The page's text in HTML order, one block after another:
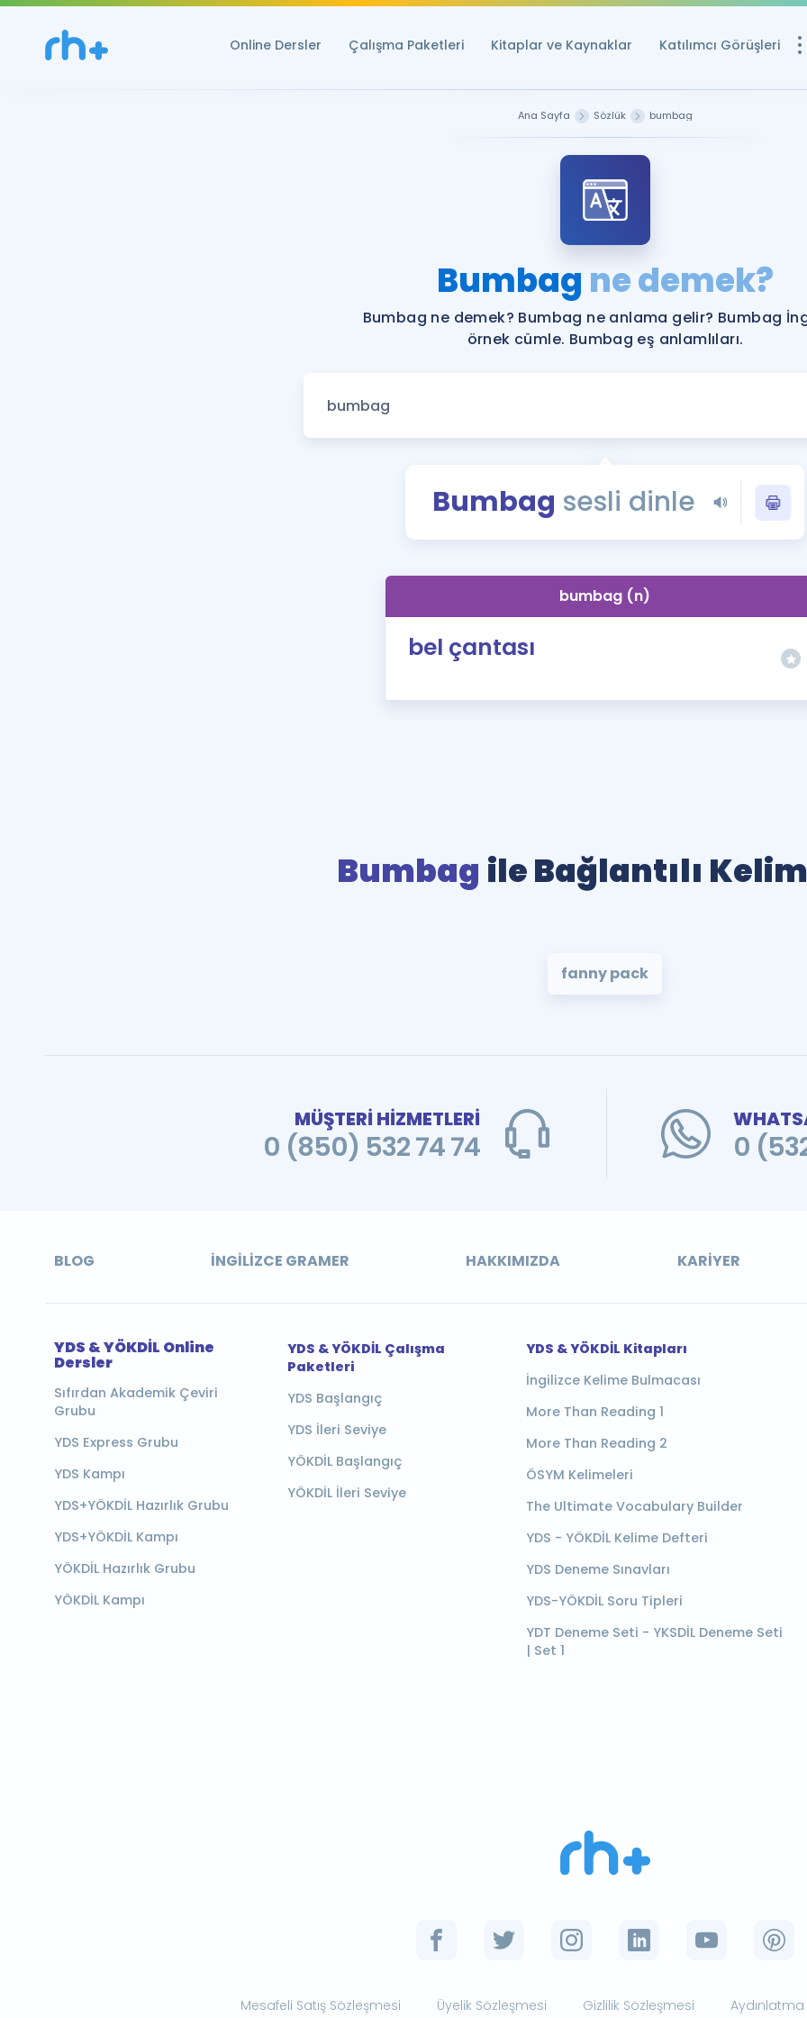
Online Dersler Çalışma Paketleri Kitaplar ve Kaynaklar Katılımcı Görüşleri
YDS ve YÖKDİL
Rehberlik Aracı
YDS ve YÖKDİL'e
Tüm ÖSYM
YDS - YÖKDİL
İngilizce Gramer
Ana Sayfa Sözlük bumbag
Bumbag ne demek?
Bumbag ne demek? Bumbag ne anlama gelir? Bumbag
örnek cümle. Bumbag eş anlamlıları.
Bumbag sesli dinle
bumbag (n)
bel çantası
Bumbag ile Bağlantılı
fanny pack
MÜŞTERİ HİZMETLERİ
0 (850) 532 74 74 0
BLOG İNGILIZCE GRAMER HAKKIMIZDA KARIYER
YDS & YÖKDİL Online
Dersler
Sıfırdan Akademik Çeviri
Grubu
YDS Express Grubu
YDS Kampı
YDS+YÖKDİL Hazırlık Grubu
YDS+YÖKDİL Kampı
YÖKDİL Hazırlık Grubu
YÖKDİL Kampı
YDS & YÖKDİL Çalışma
Paketleri
YDS Başlangıç
YDS İleri Seviye
YÖKDİL Başlangıç
YÖKDİL İleri Seviye
YDS & YÖKDİL Kitapları
İngilizce Kelime Bulmacası
More Than Reading 1
More Than Reading 2
ÖSYM Kelimeleri
The Ultimate Vocabulary Builder
YDS - YÖKDİL Kelime Defteri
YDS Deneme Sınavları
YDS-YÖKDİL Soru Tipleri
YDT Deneme Seti - YKSDİL Deneme Seti
| Set 1
Mesafeli Satış Sözleşmesi Üyelik Sözleşmesi Gizlilik Sözleşmesi